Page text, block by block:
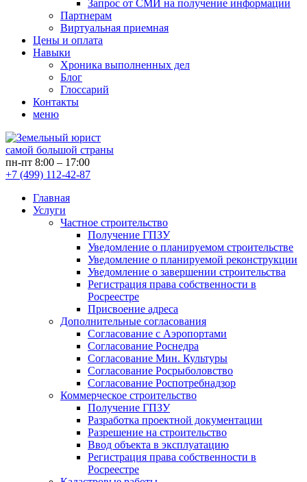
Запрос от СМИ на получение информации
Партнерам
Виртуальная приемная
Цены и оплата
Навыки
Хроника выполненных дел
Блог
Глоссарий
Контакты
меню
самой большой страны
пн-пт 8:00 – 17:00
+7 (499) 112-42-87
Главная
Услуги
Частное строительство
Получение ГПЗУ
Уведомление о планируемом строительстве
Уведомление о планируемой реконструкции
Уведомление о завершении строительства
Регистрация права собственности в
Росреестре
Присвоение адреса
Дополнительные согласования
Согласование с Аэропортами
Согласование Роснедра
Согласование Мин. Культуры
Согласование Росрыболовство
Согласование Роспотребнадзор
Коммерческое строительство
Получение ГПЗУ
Разработка проектной документации
Разрешение на строительство
Ввод объекта в эксплуатацию
Регистрация права собственности в
Росреестре